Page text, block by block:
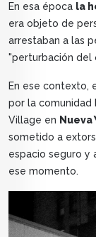
En esa época la
era objeto de
arrestaban a las
"perturbación del
En ese contexto,
por la comunidad
Village en Nueva
sometido a
espacio seguro y
ese momento.